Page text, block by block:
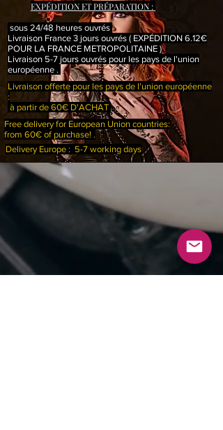
EXPÉDITION ET PRÉPARATION :
sous 24/48 heures ouvrés
Livraison France 3 jours ouvrés ( EXPÉDITION 6.12€
POUR LA FRANCE METROPOLITAINE )
Livraison 5-7 jours ouvrés pour les pays de l'union
européenne .
Livraison offerte pour les pays de l'union européenne
:
à partir de 60€ D'ACHAT
Free delivery for European Union countries:
from 60€ of purchase! .
Delivery Europe : 5-7 working days